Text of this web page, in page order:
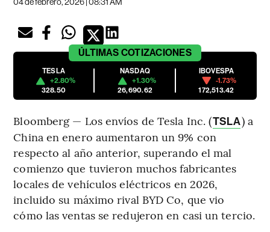
ÚLTIMAS COTIZACIONES
TESLA
+2.80%
328.50
NASDAQ
+1.30%
26,690.62
IBOVESPA
-1.73%
172,513.42
Bloomberg — Los envíos de Tesla Inc. (TSLA) a
China en enero aumentaron un 9% con
respecto al año anterior, superando el mal
comienzo que tuvieron muchos fabricantes
locales de vehículos eléctricos en 2026,
incluido su máximo rival BYD Co, que vio
cómo las ventas se redujeron en casi un tercio.